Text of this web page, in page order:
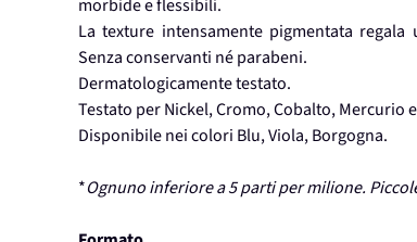
morbide e flessibili.
La texture intensamente pigmentata
Senza conservanti né parabeni.
Dermatologicamente testato.
Testato per Nickel, Cromo, Cobalto, Mercurio
Disponibile nei colori Blu, Viola, Borgogna.
*Ognuno inferiore a 5 parti per milione.